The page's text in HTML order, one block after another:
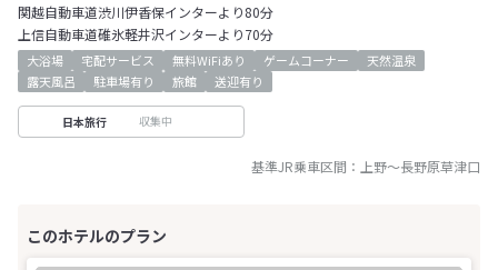
関越自動車道渋川伊香保インターより80分
上信自動車道碓氷軽井沢インターより70分
大浴場 宅配サービス 無料WiFiあり ゲームコーナー
天然温泉
露天風呂
駐車場有り 旅館 送迎有り
日本旅行 収集中
基準JR乗車区間： 上野～長野原草津口